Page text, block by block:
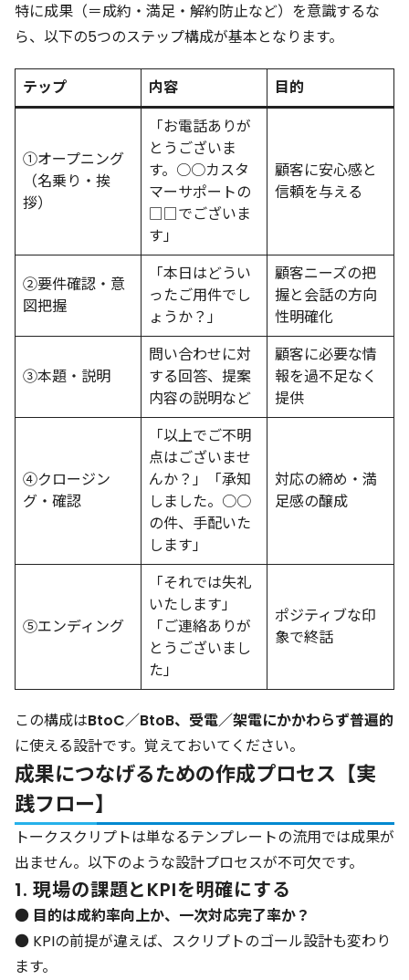
特に成果（＝成約・満足・解約防止など）を意識するな
ら、以下の5つのステップ構成が基本となります。
テップ 内容 目的
①オープニング
（名乗り・挨
拶）
「お電話ありが
とうございま
す。○○カスタ
マーサポートの
□□でございま
す」
顧客に安心感と
信頼を与える
②要件確認・意
図把握
「本日はどうい
ったご用件でし
ょうか？」
顧客ニーズの把
握と会話の方向
性明確化
③本題・説明
問い合わせに対
する回答、提案
内容の説明など
顧客に必要な情
報を過不足なく
提供
④クロージン
グ・確認
「以上でご不明
点はございませ
んか？」「承知
しました。○○
の件、手配いた
します」
対応の締め・満
足感の醸成
⑤エンディング
「それでは失礼
いたします」
「ご連絡ありが
とうございまし
た」
ポジティブな印
象で終話
この構成はBtoC／BtoB、受電／架電にかかわらず普遍的
に使える設計です。覚えておいてください。
成果につなげるための作成プロセス【実
践フロー】
トークスクリプトは単なるテンプレートの流用では成果が
出ません。以下のような設計プロセスが不可欠です。
1. 現場の課題とKPIを明確にする
● 目的は成約率向上か、一次対応完了率か？
● KPIの前提が違えば、スクリプトのゴール設計も変わり
ます。